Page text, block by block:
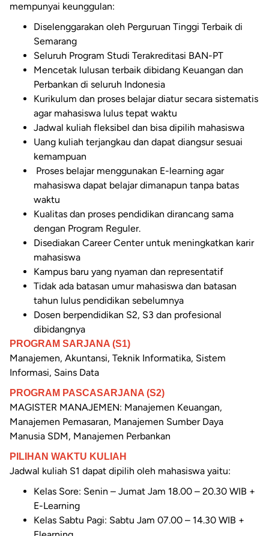
mempunyai keunggulan:
Diselenggarakan oleh Perguruan Tinggi Terbaik di
Semarang
Seluruh Program Studi Terakreditasi BAN-PT
Mencetak lulusan terbaik dibidang Keuangan dan
Perbankan di seluruh Indonesia
Kurikulum dan proses belajar diatur secara sistematis
agar mahasiswa lulus tepat waktu
Jadwal kuliah fleksibel dan bisa dipilih mahasiswa
Uang kuliah terjangkau dan dapat diangsur sesuai
kemampuan
Proses belajar menggunakan E-learning agar
mahasiswa dapat belajar dimanapun tanpa batas
waktu
Kualitas dan proses pendidikan dirancang sama
dengan Program Reguler.
Disediakan Career Center untuk meningkatkan karir
mahasiswa
Kampus baru yang nyaman dan representatif
Tidak ada batasan umur mahasiswa dan batasan
tahun lulus pendidikan sebelumnya
Dosen berpendidikan S2, S3 dan profesional
dibidangnya
PROGRAM SARJANA (S1)
Manajemen, Akuntansi, Teknik Informatika, Sistem
Informasi, Sains Data
PROGRAM PASCASARJANA (S2)
MAGISTER MANAJEMEN: Manajemen Keuangan,
Manajemen Pemasaran, Manajemen Sumber Daya
Manusia SDM, Manajemen Perbankan
PILIHAN WAKTU KULIAH
Jadwal kuliah S1 dapat dipilih oleh mahasiswa yaitu:
Kelas Sore: Senin – Jumat Jam 18.00 – 20.30 WIB +
E-Learning
Kelas Sabtu Pagi: Sabtu Jam 07.00 – 14.30 WIB +